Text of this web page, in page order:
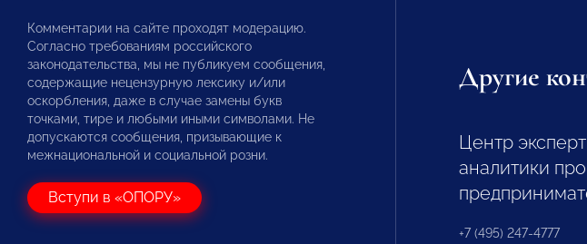
Комментарии на сайте проходят модерацию.
Согласно требованиям российского
законодательства, мы не публикуем сообщения,
содержащие нецензурную лексику и/или
оскорбления, даже в случае замены букв
точками, тире и любыми иными символами. Не
допускаются сообщения, призывающие к
межнациональной и социальной розни.
Вступи в «ОПОРУ»
Другие
Центр
аналитики
+7 (495) 247-4777